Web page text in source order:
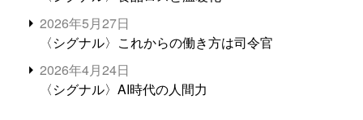
2026年5月27日
〈シグナル〉これからの働き方は司令官
2026年4月24日
〈シグナル〉AI時代の人間力